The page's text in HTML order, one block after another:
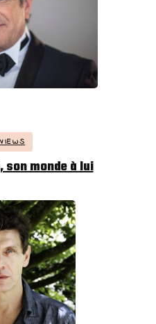
son monde à lui